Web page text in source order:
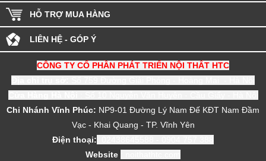
HỖ TRỢ MUA HÀNG
LIÊN HỆ - GÓP Ý
CÔNG TY CỔ PHẦN PHÁT TRIỂN NỘI THẤT HTC
Chi Nhánh Vĩnh Phúc: NP9-01 Đường Lý Nam Đế KĐT Nam Đầm
Vạc - Khai Quang - TP. Vĩnh Yên
Điện thoại:
Website